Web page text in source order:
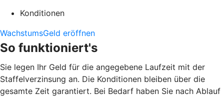
Konditionen
WachstumsGeld eröffnen
So funktioniert's
Sie legen Ihr Geld für die angegebene Laufzeit mit der
Staffelverzinsung an. Die Konditionen bleiben über die
gesamte Zeit garantiert. Bei Bedarf haben Sie nach Ablauf